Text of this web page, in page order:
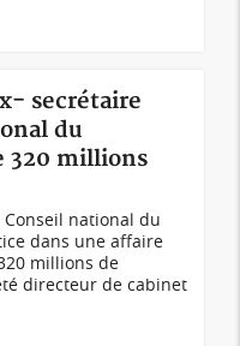
secrétaire
du
320 millions
Conseil national du
dans une affaire
millions de
directeur de cabinet